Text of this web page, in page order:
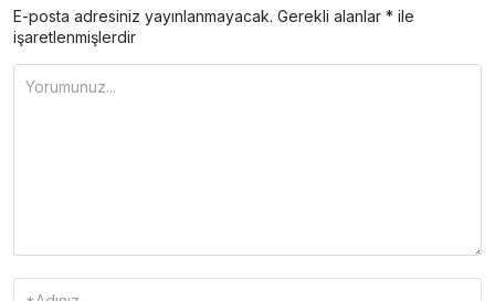
E-posta adresiniz yayınlanmayacak. Gerekli alanlar * ile
işaretlenmişlerdir